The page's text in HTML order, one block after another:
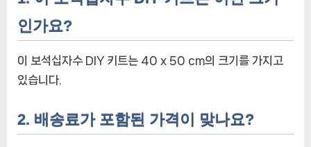
인가요?
이 보석십자수 DIY 키트는 40 x 50 cm의 크기를 가지고
있습니다.
2. 배송료가 포함된 가격이 맞나요?